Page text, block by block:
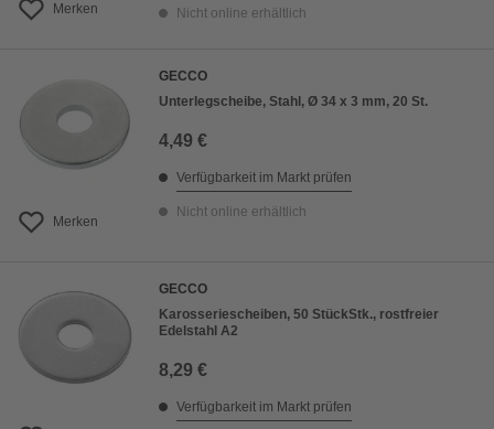
Merken Nicht online erhältlich
Merken
GECCO
Unterlegscheibe, Stahl, Ø 34 x 3 mm, 20 St.
4,49 €
Verfügbarkeit im Markt prüfen
Nicht online erhältlich
GECCO
Karosseriescheiben, 50 StückStk., rostfreier
Edelstahl A2
8,29 €
Verfügbarkeit im Markt prüfen